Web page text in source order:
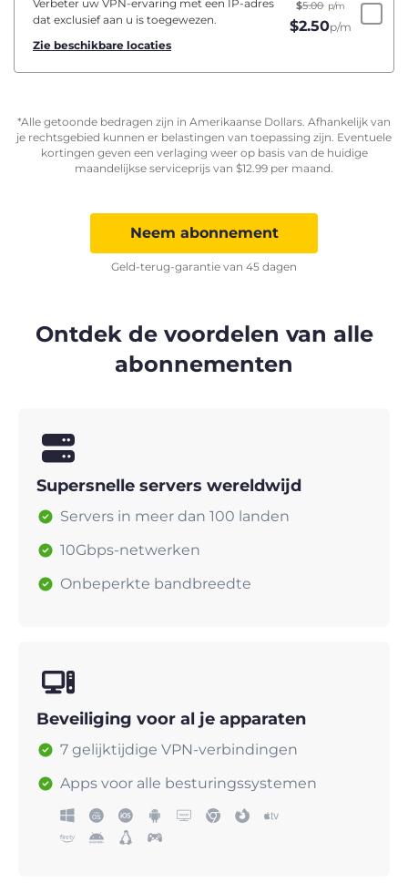
Verbeter uw VPN-ervaring met een IP-adres
dat exclusief aan u is toegewezen.
Zie beschikbare locaties
$5.00 p/m
$2.50p/m
*Alle getoonde bedragen zijn in Amerikaanse Dollars. Afhankelijk van
je rechtsgebied kunnen er belastingen van toepassing zijn. Eventuele
kortingen geven een verlaging weer op basis van de huidige
maandelijkse serviceprijs van $12.99 per maand.
Neem abonnement
Geld-terug-garantie van 45 dagen
Ontdek de voordelen van alle
abonnementen
Supersnelle servers wereldwijd
Servers in meer dan 100 landen
10Gbps-netwerken
Onbeperkte bandbreedte
Beveiliging voor al je apparaten
7 gelijktijdige VPN-verbindingen
Apps voor alle besturingssystemen